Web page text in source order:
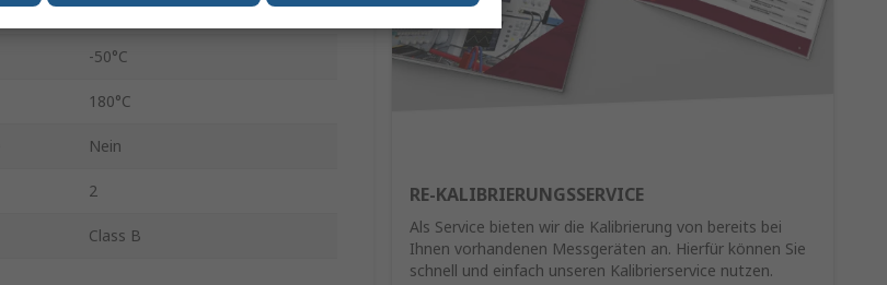
RE-KALIBRIERUNGSSERVICE
Als Service bieten wir die Kalibrierung von bereits bei
Ihnen vorhandenen Messgeräten an. Hierfür können Sie
schnell und einfach unseren Kalibrierservice nutzen.
10mm
-50°C
180°C
Nein
2
Class B